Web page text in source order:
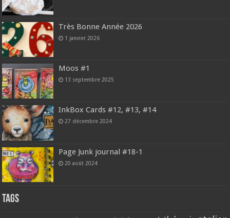
Très Bonne Année 2026
1 janvier 2026
Moos #1
13 septembre 2025
InkBox Cards #12, #13, #14
27 décembre 2024
Page Junk journal #18-1
20 août 2024
Tags